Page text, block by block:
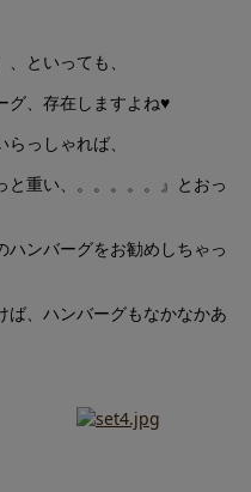
といっても、
グ、存在しますよね♥
っしゃれば、
と重い、。。。。。』とおっ
ンバーグをお勧めしちゃっ
ば、ハンバーグもなかなかあ
♡